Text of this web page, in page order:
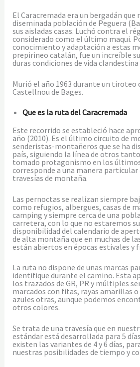
El Caracremada era un bergadán que
diseminada población de Peguera
sus aisladas casas. Luchó contra el
considerado como el último maqui.
conocimiento y adaptación a estas
prepirineo catalán, fue un increíble
duras condiciones de vida clandestina
Murió el año 1963 durante un tiroteo
Castellnou de Bages.
Que es la ruta del Caracremada
Este recorrido se estableció hace
año (2010). Es el último circuito de
senderistas-montañeros que se ha
país, siguiendo la línea de otros
tomado protagonismo en los últimos
corresponde a una manera
travesías de montaña.
Las pernoctas se realizan siempre
como refugios, albergues, casas de
camping y siempre cerca de una
carretera, con lo que no estaremos
disponibilidad del calendario de
de alta montaña que en muchas de
están abiertos en épocas estivales y
La ruta no dispone de unas marcas
identifique durante el camino. Esta
los trazados de GR, PR y múltiples
marcados con fitas, rayas amarillas o
azules otras, aunque podemos
otros colores.
Se trata de una travesía que en
estándar está desarrollada para 5
existen las variantes de 4 y 6 días,
nuestras posibilidades de tiempo y